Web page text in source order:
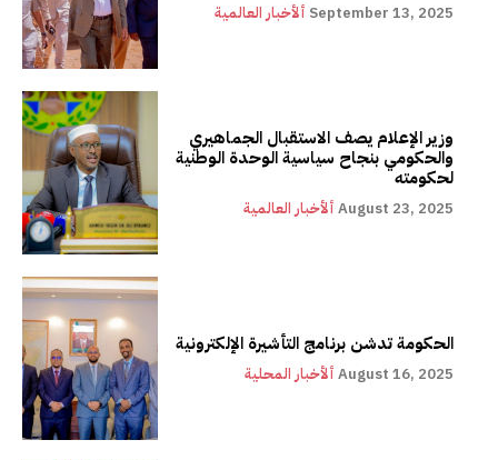
ألأخبار العالمية September 13, 2025
وزير الإعلام يصف الاستقبال الجماهيري
والحكومي بنجاح سياسية الوحدة الوطنية
لحكومته
ألأخبار العالمية August 23, 2025
الحكومة تدشن برنامج التأشيرة الإلكترونية
ألأخبار المحلية August 16, 2025